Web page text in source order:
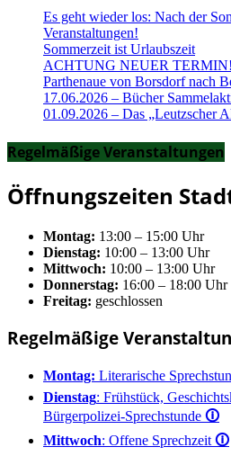
Es geht wieder los: Nach der
Veranstaltungen!
Sommerzeit ist Urlaubszeit
ACHTUNG NEUER TERMIN!
Parthenaue von Borsdorf nach
17.06.2026 – Bücher
01.09.2026 – Das „Leutzscher
Regelmäßige Veranstaltungen
Öffnungszeiten
Montag: 13:00 – 15:00 Uhr
Dienstag: 10:00 – 13:00 Uhr
Mittwoch: 10:00 – 13:00 Uhr
Donnerstag: 16:00 – 18:00 Uhr
Freitag: geschlossen
Regelmäßige
Montag: Literarische
Dienstag: Frühstück,
Bürgerpolizei-Sprechstunde 🛈
Mittwoch: Offene Sprechzeit 🛈